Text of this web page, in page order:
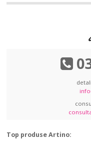
Top produse Artino: